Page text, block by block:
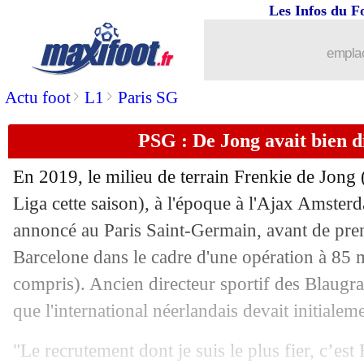
Actu foot> L1 > Paris SG
Les Infos du
PSG : De Jong avait bien
En 2019, le milieu de terrain Frenkie de Jong
Liga cette saison), à l'époque à l'Ajax
annoncé au Paris Saint-Germain, avant de
Barcelone dans le cadre d'une opération à 85
compris). Ancien directeur sportif des
que l'international néerlandais devait
"Le recrutement dont je suis le plus fier, c’est
Roma: un retour improbable de De
10/10 Nice
10/10 Barça: la cigarette, Szczesny répond
10/10 Real : Pérez rend hommage à Nadal
10/10 Nice: Aulas a piqué Depay en 2017
10/10 Paris FC: LVMH a pensé à d'autres
10/10 Man City: Guardiola n'a pas encore
10/10 Red Bull : Klopp dézingué en